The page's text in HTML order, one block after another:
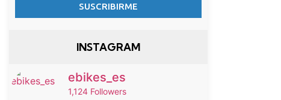
SUSCRIBIRME
INSTAGRAM
ebikes_es
1,124 Followers